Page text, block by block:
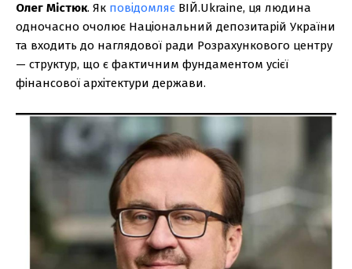
Олег Містюк. Як повідомляє ВІЙ.Ukraine, ця людина
одночасно очолює Національний депозитарій України
та входить до наглядової ради Розрахункового центру
— структур, що є фактичним фундаментом усієї
фінансової архітектури держави.